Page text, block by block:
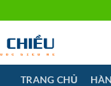
TRANG CHỦ